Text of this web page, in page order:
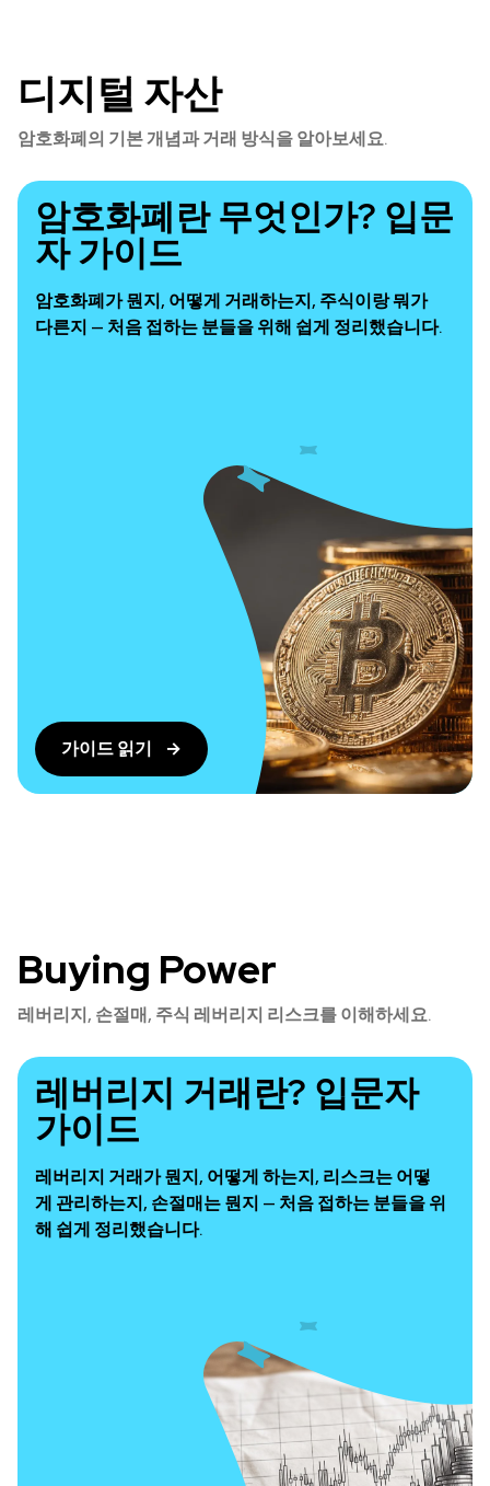
디지털 자산
암호화폐의 기본 개념과 거래 방식을 알아보세요.
암호화폐란 무엇인가? 입문
자 가이드
암호화폐가 뭔지, 어떻게 거래하는지, 주식이랑 뭐가
다른지 — 처음 접하는 분들을 위해 쉽게 정리했습니다.
가이드 읽기
Buying Power
레버리지, 손절매, 주식 레버리지 리스크를 이해하세요.
레버리지 거래란? 입문자
가이드
레버리지 거래가 뭔지, 어떻게 하는지, 리스크는 어떻
게 관리하는지, 손절매는 뭔지 — 처음 접하는 분들을 위
해 쉽게 정리했습니다.